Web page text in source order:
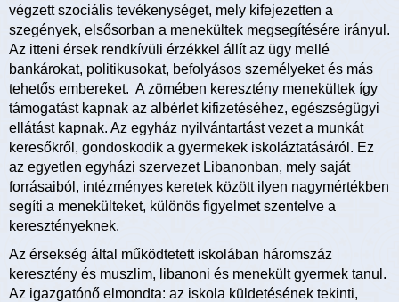
végzett szociális tevékenységet, mely kifejezetten a
szegények, elsősorban a menekültek megsegítésére irányul.
Az itteni érsek rendkívüli érzékkel állít az ügy mellé
bankárokat, politikusokat, befolyásos személyeket és más
tehetős embereket. A zömében keresztény menekültek így
támogatást kapnak az albérlet kifizetéséhez, egészségügyi
ellátást kapnak. Az egyház nyilvántartást vezet a munkát
keresőkről, gondoskodik a gyermekek iskoláztatásáról. Ez
az egyetlen egyházi szervezet Libanonban, mely saját
forrásaiból, intézményes keretek között ilyen nagymértékben
segíti a menekülteket, különös figyelmet szentelve a
keresztényeknek.
Az érsekség által működtetett iskolában háromszáz
keresztény és muszlim, libanoni és menekült gyermek tanul.
Az igazgatónő elmondta: az iskola küldetésének tekinti,